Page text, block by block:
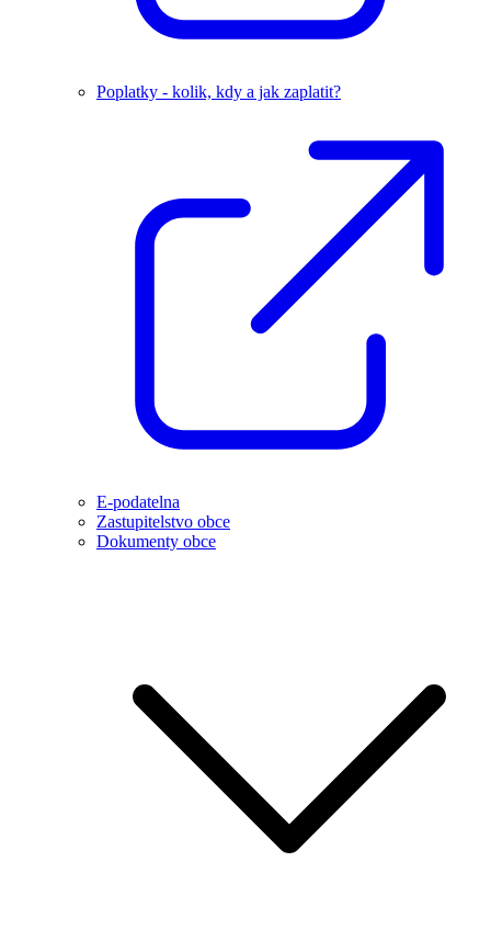
Poplatky - kolik, kdy a jak zaplatit?
E-podatelna
Zastupitelstvo obce
Dokumenty obce